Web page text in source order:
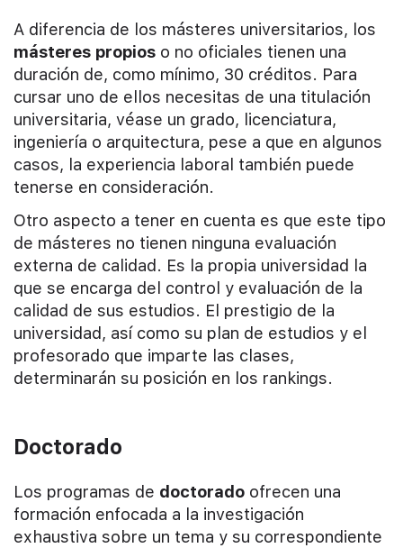
A diferencia de los másteres universitarios, los
másteres propios o no oficiales tienen una
duración de, como mínimo, 30 créditos. Para
cursar uno de ellos necesitas de una titulación
universitaria, véase un grado, licenciatura,
ingeniería o arquitectura, pese a que en algunos
casos, la experiencia laboral también puede
tenerse en consideración.
Otro aspecto a tener en cuenta es que este tipo
de másteres no tienen ninguna evaluación
externa de calidad. Es la propia universidad la
que se encarga del control y evaluación de la
calidad de sus estudios. El prestigio de la
universidad, así como su plan de estudios y el
profesorado que imparte las clases,
determinarán su posición en los rankings.
Doctorado
Los programas de doctorado ofrecen una
formación enfocada a la investigación
exhaustiva sobre un tema y su correspondiente